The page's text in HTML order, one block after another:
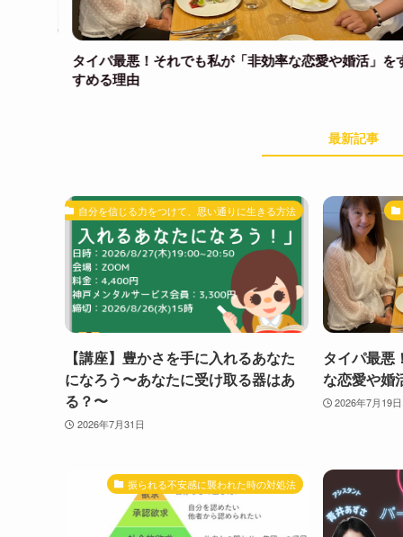
タイパ最悪！それでも私が「非効率な恋愛や婚活」をす
すめる理由
最新記事
自分を信じる力をつけて、思い通りに生きる方法
【講座】豊かさを手に入れるあなた
になろう〜あなたに受け取る器はあ
る？〜
2026年7月31日
タイパ最悪
な恋愛や婚
2026年7月19日
振られる不安感に襲われた時の対処法